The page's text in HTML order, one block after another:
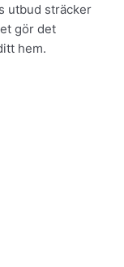
utbud sträcker
gör det
hem.